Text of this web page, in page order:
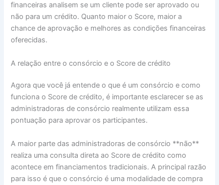
financeiras analisem se um cliente pode ser aprovado ou
não para um crédito. Quanto maior o Score, maior a
chance de aprovação e melhores as condições financeiras
oferecidas.
A relação entre o consórcio e o Score de crédito
Agora que você já entende o que é um consórcio e como
funciona o Score de crédito, é importante esclarecer se as
administradoras de consórcio realmente utilizam essa
pontuação para aprovar os participantes.
A maior parte das administradoras de consórcio **não**
realiza uma consulta direta ao Score de crédito como
acontece em financiamentos tradicionais. A principal razão
para isso é que o consórcio é uma modalidade de compra